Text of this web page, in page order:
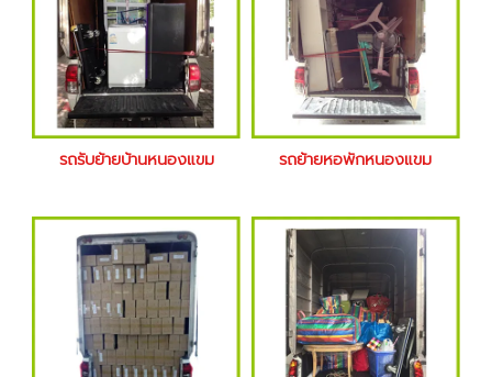
รถรับย้ายบ้านหนองแขม รถย้ายหอพักหนองแขม